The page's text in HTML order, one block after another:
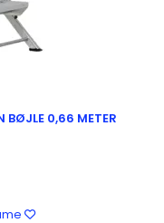
BØJLE 0,66 METER